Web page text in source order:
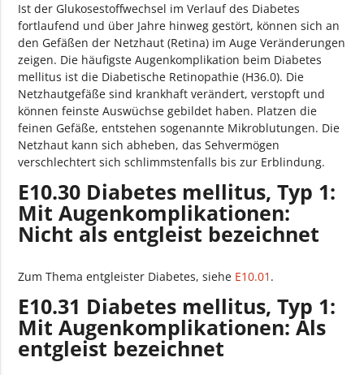
Ist der Glukosestoffwechsel im Verlauf des Diabetes
fortlaufend und über Jahre hinweg gestört, können sich an
den Gefäßen der Netzhaut (Retina) im Auge Veränderungen
zeigen. Die häufigste Augenkomplikation beim Diabetes
mellitus ist die Diabetische Retinopathie (H36.0). Die
Netzhautgefäße sind krankhaft verändert, verstopft und
können feinste Auswüchse gebildet haben. Platzen die
feinen Gefäße, entstehen sogenannte Mikroblutungen. Die
Netzhaut kann sich abheben, das Sehvermögen
verschlechtert sich schlimmstenfalls bis zur Erblindung.
E10.30 Diabetes mellitus, Typ 1:
Mit Augenkomplikationen:
Nicht als entgleist bezeichnet
Zum Thema entgleister Diabetes, siehe E10.01 .
E10.31 Diabetes mellitus, Typ 1:
Mit Augenkomplikationen: Als
entgleist bezeichnet